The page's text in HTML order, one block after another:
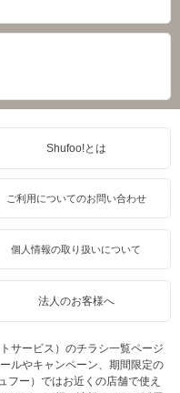
Shufoo!とは
ご利用についてのお問い合わせ
個人情報の取り扱いについて
法人のお客様へ
サービス）のチラシ一覧ページ
ルやキャンペーン、期間限定の
フー）ではお近くの店舗で使え